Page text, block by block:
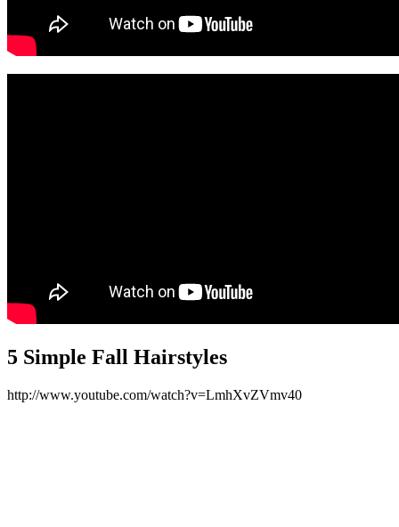
5 Simple Fall Hairstyles
http://www.youtube.com/watch?v=LmhXvZVmv40